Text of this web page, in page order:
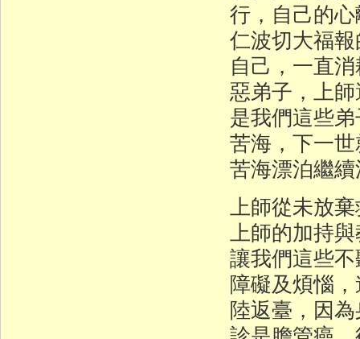
行，自己的
仁波切大福
自己，一直
惡弟子，上
是我們這些
苦海，下一
苦海漂泊繼
上師從未放
上師的加持
讓我們這些
障礙及煩惱
陸返臺，因